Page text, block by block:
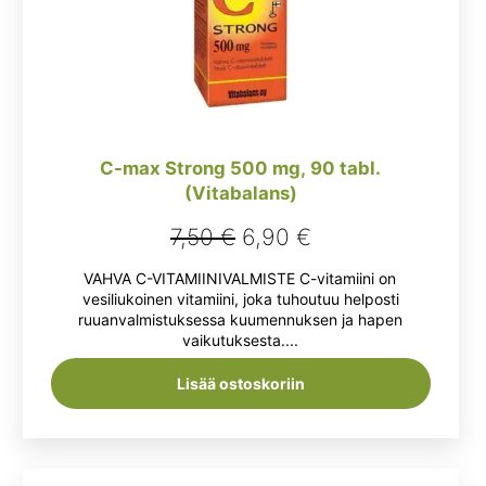
C-max Strong 500 mg, 90 tabl.
(Vitabalans)
7,50€ Alkuperäinen
hinta
oli:
7,50 €.
6,90 €Nykyinen
hinta
on:
6,90 €.
VAHVA C-VITAMIINIVALMISTE C-vitamiini on
vesiliukoinen vitamiini, joka tuhoutuu helposti
ruuanvalmistuksessa kuumennuksen ja hapen
vaikutuksesta....
Lisää ostoskoriin